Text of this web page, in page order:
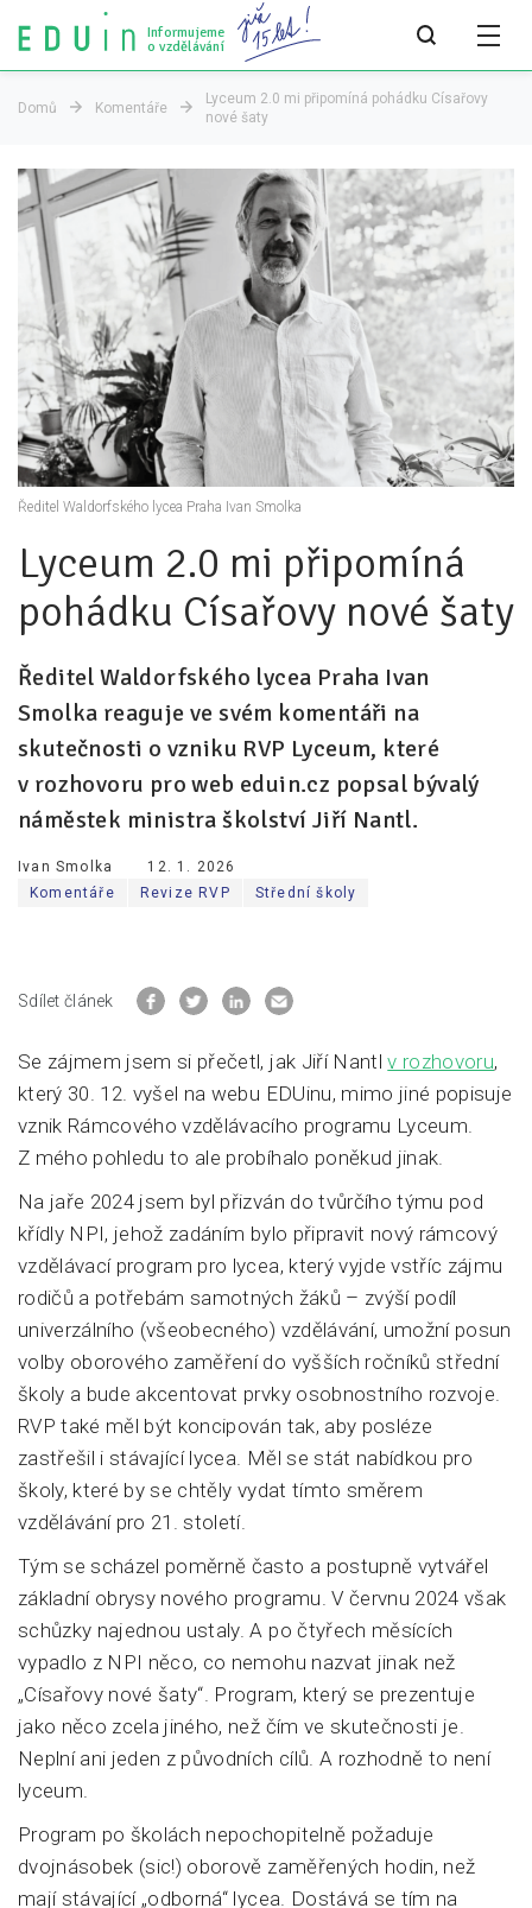
Informujeme
o vzdělávání
Všechny články
Týdeník bEDUin
Analýzy
Audit vzdělávacího systému
Všechny analýzy
Pro média
Tiskové zprávy
Pro zřizovatele
Konference Lepší škola
Kápézetka - průvodce pro zřizovatele
Klub zřizovatelů
O nás
O nás
Partneři a dárci
Domů Komentáře
Lyceum 2.0 mi připomíná pohádku Císařovy
nové šaty
Lyceum 2.0 mi připomíná
pohádku Císařovy nové šaty
Ředitel Waldorfského lycea Praha Ivan
Smolka reaguje ve svém komentáři na
skutečnosti o vzniku RVP Lyceum, které
v rozhovoru pro web eduin.cz popsal bývalý
náměstek ministra školství Jiří Nantl.
Ivan Smolka
12. 1. 2026
Komentáře
Revize RVP Střední školy
Ředitel Waldorfského lycea Praha Ivan Smolka
Sdílet článek
Se zájmem jsem si přečetl, jak Jiří Nantlv rozhovoru,
který 30. 12. vyšel na webu EDUinu, mimo jiné popisuje
vznik Rámcového vzdělávacího programu Lyceum.
Z mého pohledu to ale probíhalo poněkud jinak.
Na jaře 2024 jsem byl přizván do tvůrčího týmu pod
křídly NPI, jehož zadáním bylo připravit nový rámcový
vzdělávací program pro lycea, který vyjde vstříc zájmu
rodičů a potřebám samotných žáků – zvýší podíl
univerzálního (všeobecného) vzdělávání, umožní posun
volby oborového zaměření do vyšších ročníků střední
školy a bude akcentovat prvky osobnostního rozvoje.
RVP také měl být koncipován tak, aby posléze
zastřešil i stávající lycea. Měl se stát nabídkou pro
školy, které by se chtěly vydat tímto směrem
vzdělávání pro 21. století.
Tým se scházel poměrně často a postupně vytvářel
základní obrysy nového programu. V červnu 2024 však
schůzky najednou ustaly. A po čtyřech měsících
vypadlo z NPI něco, co nemohu nazvat jinak než
„Císařovy nové šaty“. Program, který se prezentuje
jako něco zcela jiného, než čím ve skutečnosti je.
Neplní ani jeden z původních cílů. A rozhodně to není
lyceum.
Program po školách nepochopitelně požaduje
dvojnásobek (sic!) oborově zaměřených hodin, než
mají stávající „odborná“ lycea. Dostává se tím na